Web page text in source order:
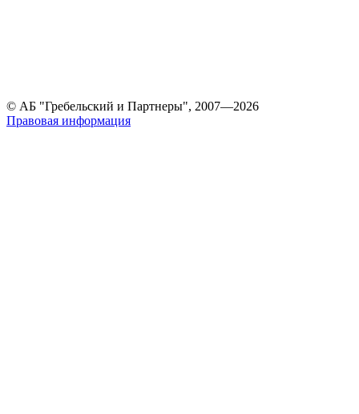
© АБ "Гребельский и Партнеры", 2007—2026
Правовая информация